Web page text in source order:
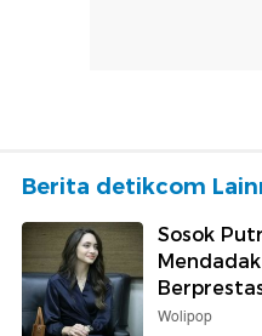
Berita detikcom
Sosok
Wolipop